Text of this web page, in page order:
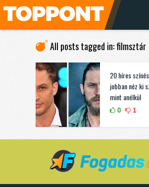
All posts tagged in: filmsztár
20 híres
jobban néz ki
mint anélkül
0 1